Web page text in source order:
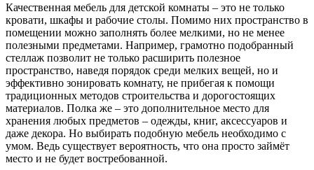
Качественная мебель для детской комнаты – это не только
кровати, шкафы и рабочие столы. Помимо них пространство в
помещении можно заполнять более мелкими, но не менее
полезными предметами. Например, грамотно подобранный
стеллаж позволит не только расширить полезное
пространство, наведя порядок среди мелких вещей, но и
эффективно зонировать комнату, не прибегая к помощи
традиционных методов строительства и дорогостоящих
материалов. Полка же – это дополнительное место для
хранения любых предметов – одежды, книг, аксессуаров и
даже декора. Но выбирать подобную мебель необходимо с
умом. Ведь существует вероятность, что она просто займёт
место и не будет востребованной.